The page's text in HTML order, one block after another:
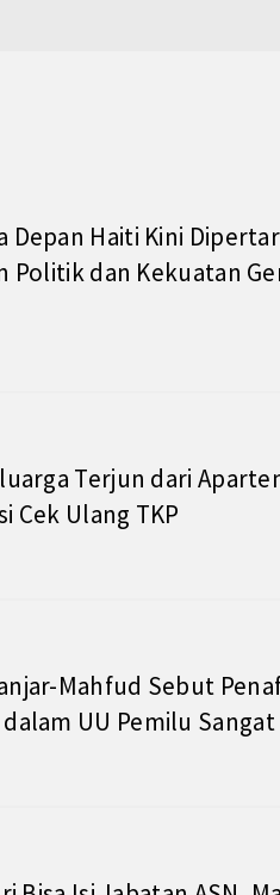
Depan Haiti Kini
Politik dan Kekuatan
Terjun dari
Cek Ulang TKP
Mahfud Sebut
dalam UU Pemilu